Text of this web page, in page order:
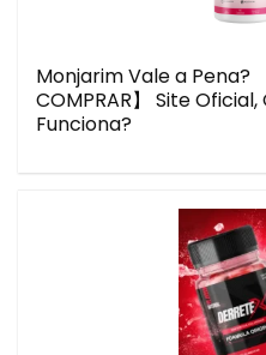
Monjarim Vale a Pena?
COMPRAR】 Site
Funciona?